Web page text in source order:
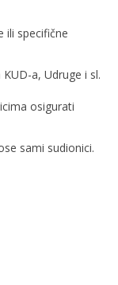
ili specifične
a, Udruge i sl.
osigurati
sami sudionici.